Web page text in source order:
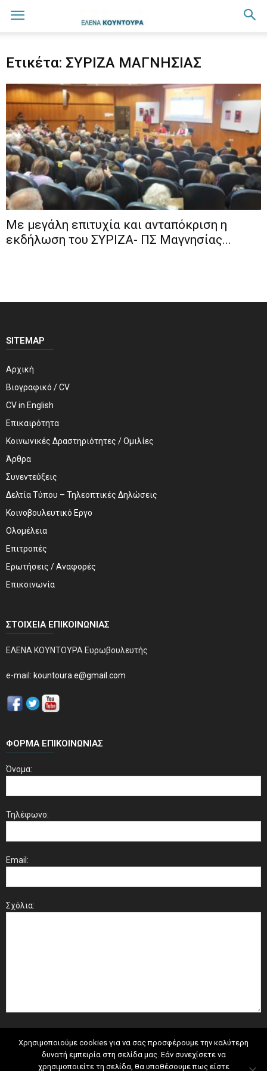
Ετικέτα: ΣΥΡΙΖΑ ΜΑΓΝΗΣΙΑΣ
Με μεγάλη επιτυχία και ανταπόκριση η
εκδήλωση του ΣΥΡΙΖΑ- ΠΣ Μαγνησίας...
SITEMAP
Αρχική
Βιογραφικό / CV
CV in English
Επικαιρότητα
Κοινωνικές Δραστηριότητες / Ομιλίες
Άρθρα
Συνεντεύξεις
Δελτία Τύπου – Τηλεοπτικές Δηλώσεις
Κοινοβουλευτικό Εργο
Ολομέλεια
Επιτροπές
Ερωτήσεις / Αναφορές
Επικοινωνία
ΣΤΟΙΧΕΊΑ ΕΠΙΚΟΙΝΩΝΊΑΣ
ΕΛΕΝΑ ΚΟΥΝΤΟΥΡΑ Ευρωβουλευτής
e-mail: kountoura.e@gmail.com
ΦΌΡΜΑ ΕΠΙΚΟΙΝΩΝΊΑΣ
Όνομα:
Τηλέφωνο:
Email:
Σχόλια:
Χρησιμοποιούμε cookies για να σας προσφέρουμε την καλύτερη
δυνατή εμπειρία στη σελίδα μας. Εάν συνεχίσετε να
χρησιμοποιείτε τη σελίδα, θα υποθέσουμε πως είστε